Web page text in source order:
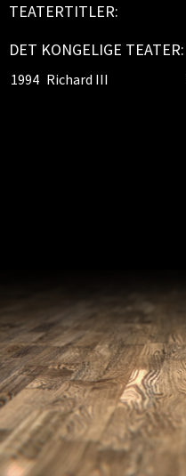
TEATERTITLER:
DET KONGELIGE TEATER:
1994 Richard III